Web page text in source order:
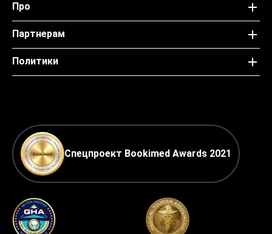
Про
Партнерам
Политики
Спецпроект Bookimed Awards 2021